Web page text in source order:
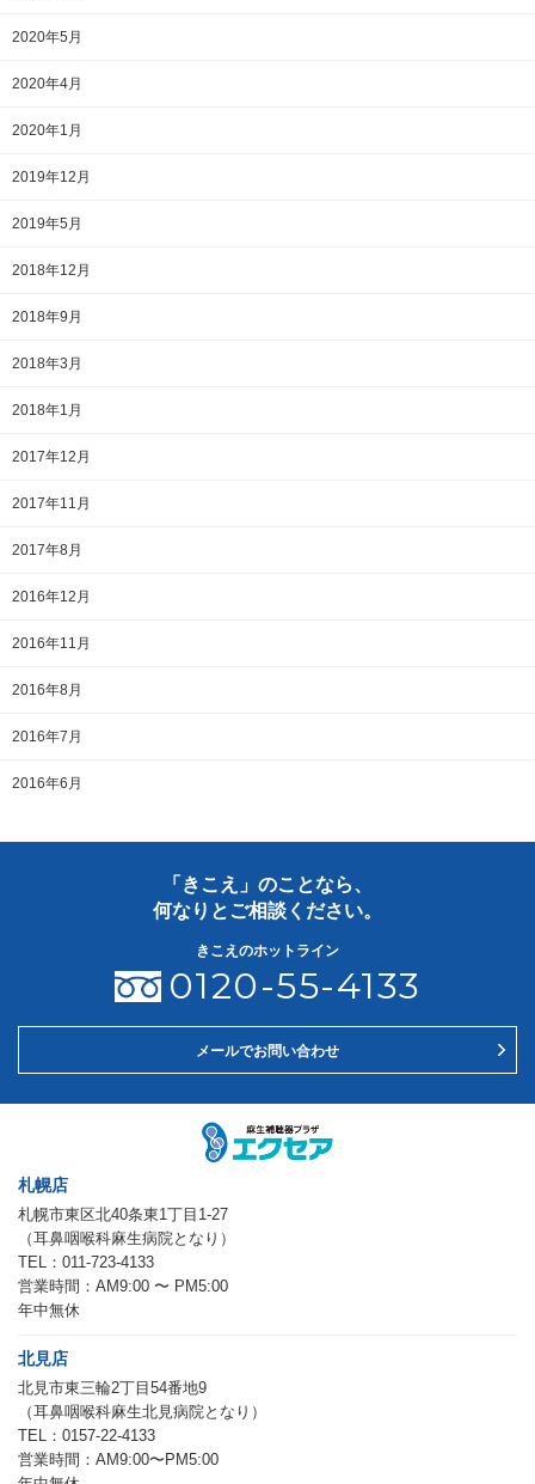
2020年5月
2020年4月
2020年1月
2019年12月
2019年5月
2018年12月
2018年9月
2018年3月
2018年1月
2017年12月
2017年11月
2017年8月
2016年12月
2016年11月
2016年8月
2016年7月
2016年6月
「きこえ」のことなら、
何なりとご相談ください。
きこえのホットライン
0120-55-4133
メールでお問い合わせ
札幌店
札幌市東区北40条東1丁目1-27
（耳鼻咽喉科麻生病院となり）
TEL：011-723-4133
営業時間：AM9:00 〜 PM5:00
年中無休
北見店
北見市東三輪2丁目54番地9
（耳鼻咽喉科麻生北見病院となり）
TEL：0157-22-4133
営業時間：AM9:00〜PM5:00